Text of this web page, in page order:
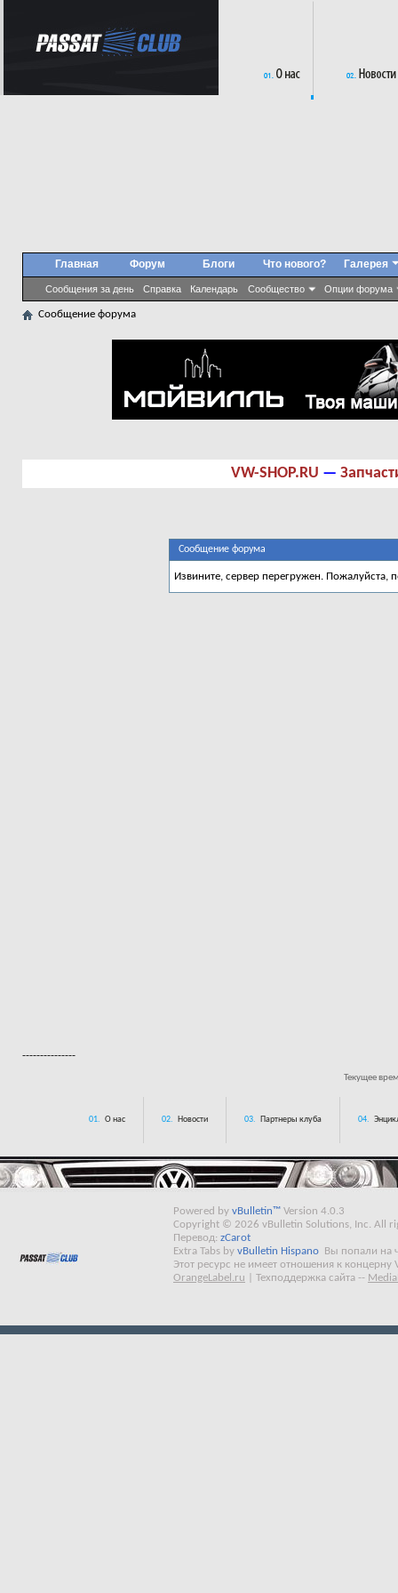
Главная Форум
Сообщения за день Справка Календарь Сообщество Опции форума
Блоги Что нового? Галерея
Сообщение форума
VW-SHOP.RU —
Сообщение форума
Извините, сервер перегружен. Пожалуйста,
---------------
Текущее
01. О нас 02. Новости 03. Партнеры клуба 04.
Powered by vBulletin™ Version 4.0.3
Copyright © 2026 vBulletin Solutions, Inc. All
Перевод: zCarot
Extra Tabs by vBulletin Hispano
Вы попали на
Этот ресурс не имеет отношения к концерну
OrangeLabel.ru
Техподдержка сайта --